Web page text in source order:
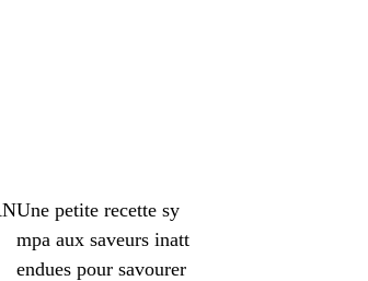
Une petite recette sy
mpa aux saveurs inatt
endues pour savourer